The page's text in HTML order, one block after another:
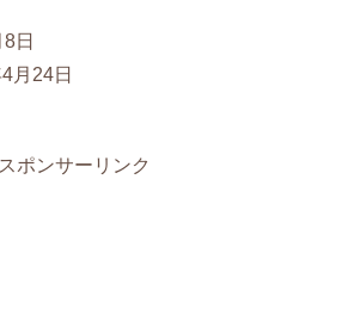
日
月24日
スポンサーリンク